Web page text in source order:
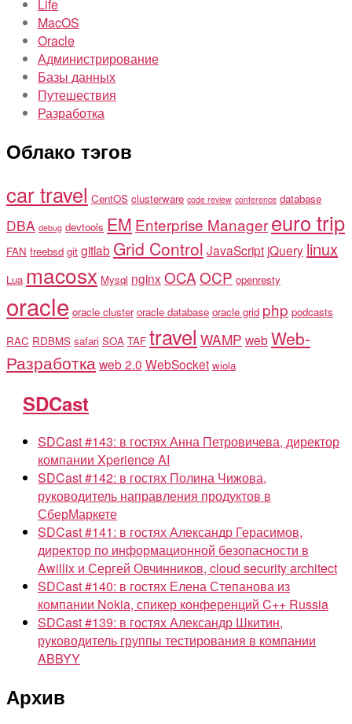
Life
MacOS
Oracle
Администрирование
Базы данных
Путешествия
Разработка
Облако тэгов
car travel CentOS clusterware code review conference database
DBA debug devtools EM Enterprise Managereuro trip
FAN freebsd git gitlab Grid Control JavaScript jQuery linux
Lua macosx Mysql nginx OCAOCP openresty
oracle oracle cluster oracle database oracle grid php podcasts
RAC RDBMS safari SOA TAF travel WAMP web Web-
Разработкаweb 2.0 WebSocket wiola
SDCast
SDCast #143: в гостях Анна Петровичева, директор
компании Xperience AI
SDCast #142: в гостях Полина Чижова,
руководитель направления продуктов в
СберМаркете
SDCast #141: в гостях Александр Герасимов,
директор по информационной безопасности в
Awillix и Сергей Овчинников, cloud security architect
SDCast #140: в гостях Елена Степанова из
компании Nokia, спикер конференций C++ Russia
SDCast #139: в гостях Александр Шкитин,
руководитель группы тестирования в компании
ABBYY
Архив